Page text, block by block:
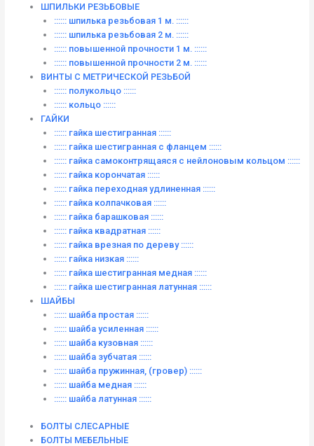
ШПИЛЬКИ РЕЗЬБОВЫЕ
:::::: шпилька резьбовая 1 м. ::::::
:::::: шпилька резьбовая 2 м. ::::::
:::::: повышенной прочности 1 м. ::::::
:::::: повышенной прочности 2 м. ::::::
ВИНТЫ C МЕТРИЧЕСКОЙ РЕЗЬБОЙ
:::::: полукольцо ::::::
:::::: кольцо ::::::
ГАЙКИ
:::::: гайка шестигранная ::::::
:::::: гайка шестигранная с фланцем ::::::
:::::: гайка самоконтрящаяся с нейлоновым кольцом ::::::
:::::: гайка корончатая ::::::
:::::: гайка переходная удлиненная ::::::
:::::: гайка колпачковая ::::::
:::::: гайка барашковая ::::::
:::::: гайка квадратная ::::::
:::::: гайка врезная по дереву ::::::
:::::: гайка низкая ::::::
:::::: гайка шестигранная медная ::::::
:::::: гайка шестигранная латунная ::::::
ШАЙБЫ
:::::: шайба простая ::::::
:::::: шайба усиленная ::::::
:::::: шайба кузовная ::::::
:::::: шайба зубчатая ::::::
:::::: шайба пружинная, (гровер) ::::::
:::::: шайба медная ::::::
:::::: шайба латунная ::::::
БОЛТЫ СЛЕСАРНЫЕ
БОЛТЫ МЕБЕЛЬНЫЕ